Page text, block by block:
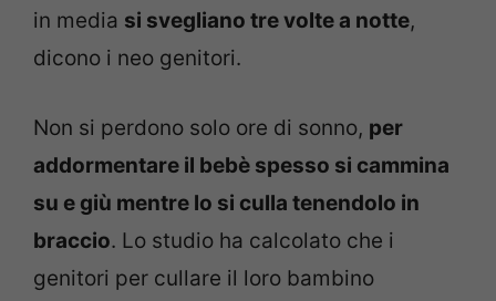
in media si svegliano tre volte a notte,
dicono i neo genitori.
Non si perdono solo ore di sonno, per
addormentare il bebè spesso si cammina
su e giù mentre lo si culla tenendolo in
braccio. Lo studio ha calcolato che i
genitori per cullare il loro bambino